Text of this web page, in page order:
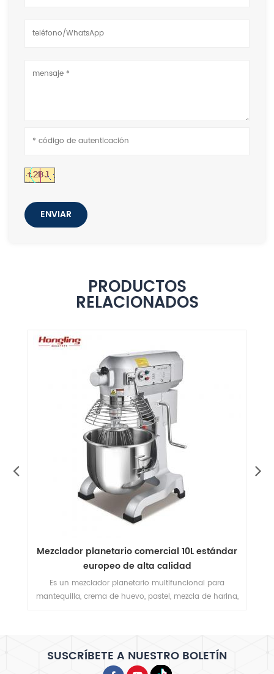
ENVIAR
PRODUCTOS
RELACIONADOS
planetario comercial 10L estándar
europeo de alta calidad
planetario multifuncional para
de huevo, pastel, mezcla de harina,
planetario
es multi -
mantequilla, huevo
SUSCRÍBETE A NUESTRO BOLETÍN